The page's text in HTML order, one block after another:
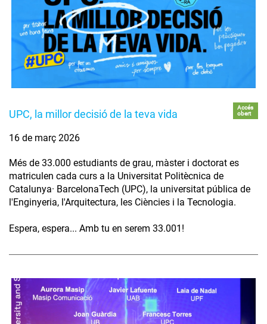
UPC, la millor decisió de la teva vida
Accés
obert
16 de març 2026
Més de 33.000 estudiants de grau, màster i doctorat es
matriculen cada curs a la Universitat Politècnica de
Catalunya· BarcelonaTech (UPC), la universitat pública de
l'Enginyeria, l'Arquitectura, les Ciències i la Tecnologia.
Espera, espera... Amb tu en serem 33.001!